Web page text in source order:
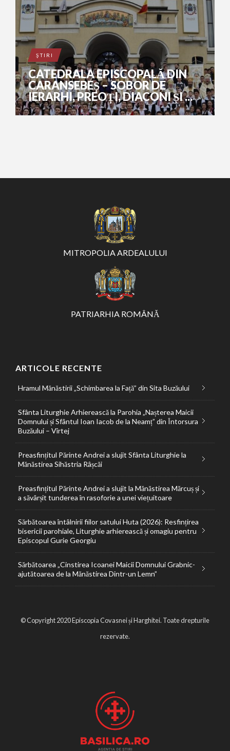
ŞTIRI
CATEDRALA EPISCOPALĂ DIN
CARANSEBEȘ – SOBOR DE
IERARHI, PREOȚI, DIACONI ȘI ...
MITROPOLIA ARDEALULUI
PATRIARHIA ROMÂNĂ
ARTICOLE RECENTE
Hramul Mănăstirii „Schimbarea la Față” din Sita Buzăului
Sfânta Liturghie Arhierească la Parohia „Nașterea Maicii
Domnului și Sfântul Ioan Iacob de la Neamț” din Întorsura
Buzăului – Vîrtej
Preasfințitul Părinte Andrei a slujit Sfânta Liturghie la
Mănăstirea Sihăstria Râșcăi
Preasfințitul Părinte Andrei a slujit la Mănăstirea Mărcuș și
a săvârșit tunderea în rasoforie a unei viețuitoare
Sărbătoarea întâlnirii fiilor satului Huta (2026): Resfințirea
bisericii parohiale, Liturghie arhierească și omagiu pentru
Episcopul Gurie Georgiu
Sărbătoarea „Cinstirea Icoanei Maicii Domnului Grabnic-
ajutătoarea de la Mănăstirea Dintr-un Lemn”
© Copyright 2020 Episcopia Covasnei și Harghitei. Toate drepturile
rezervate.